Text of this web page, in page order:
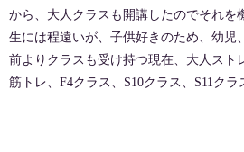
から、大人クラスも開講したのでそれを
生には程遠いが、子供好きのため、幼児
前よりクラスも受け持つ現在、大人スト
筋トレ、F4クラス、S10クラス、S11クラ